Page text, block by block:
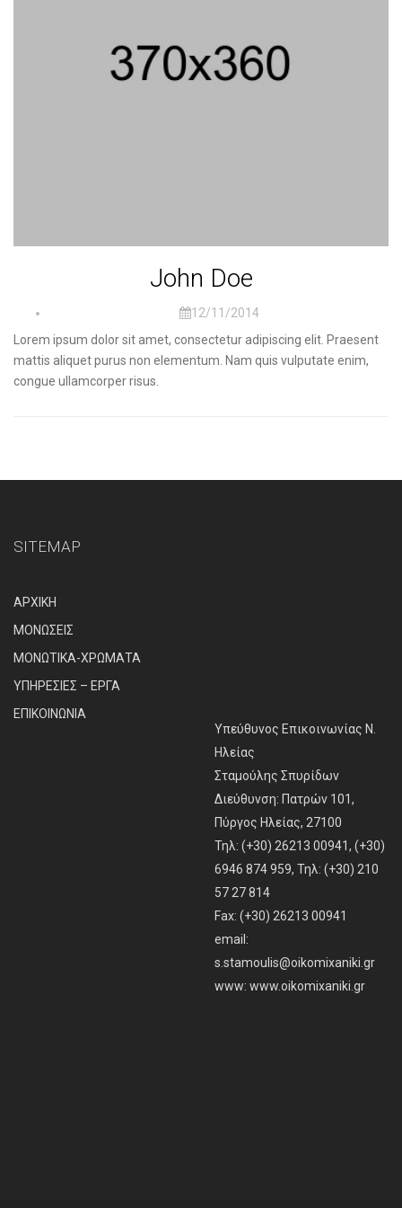
John Doe
12/11/2014
Lorem ipsum dolor sit amet, consectetur adipiscing elit. Praesent
mattis aliquet purus non elementum. Nam quis vulputate enim,
congue ullamcorper risus.
SITEMAP
ΑΡΧΙΚΗ
ΜΟΝΩΣΕΙΣ
ΜΟΝΩΤΙΚΑ-ΧΡΩΜΑΤΑ
ΥΠΗΡΕΣΙΕΣ – ΕΡΓΑ
ΕΠΙΚΟΙΝΩΝΙΑ
Υπεύθυνος Επικοινωνίας Ν.
Ηλείας
Σταμούλης Σπυρίδων
Διεύθυνση: Πατρών 101,
Πύργος Ηλείας, 27100
Τηλ: (+30) 26213 00941, (+30)
6946 874 959, Τηλ: (+30) 210
57 27 814
Fax: (+30) 26213 00941
email:
s.stamoulis@oikomixaniki.gr
www: www.oikomixaniki.gr